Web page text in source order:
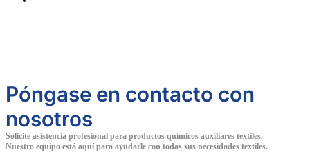
Póngase en contacto con
nosotros
Solicite asistencia profesional para productos químicos auxiliares textiles.
Nuestro equipo está aquí para ayudarle con todas sus necesidades textiles.